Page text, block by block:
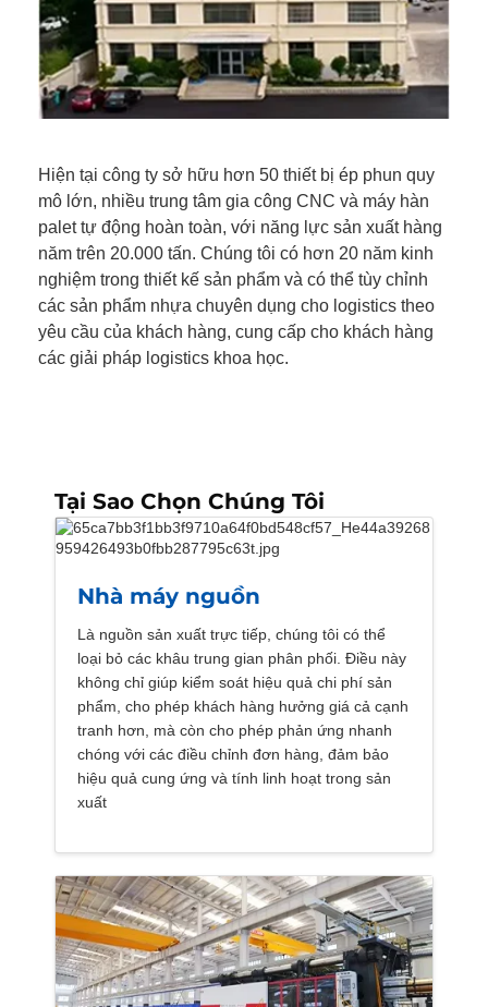
Hiện tại công ty sở hữu hơn 50 thiết bị ép phun quy
mô lớn, nhiều trung tâm gia công CNC và máy hàn
palet tự động hoàn toàn, với năng lực sản xuất hàng
năm trên 20.000 tấn. Chúng tôi có hơn 20 năm kinh
nghiệm trong thiết kế sản phẩm và có thể tùy chỉnh
các sản phẩm nhựa chuyên dụng cho logistics theo
yêu cầu của khách hàng, cung cấp cho khách hàng
các giải pháp logistics khoa học.
Tại Sao Chọn Chúng Tôi
Nhà máy nguồn
Là nguồn sản xuất trực tiếp, chúng tôi có thể
loại bỏ các khâu trung gian phân phối. Điều này
không chỉ giúp kiểm soát hiệu quả chi phí sản
phẩm, cho phép khách hàng hưởng giá cả cạnh
tranh hơn, mà còn cho phép phản ứng nhanh
chóng với các điều chỉnh đơn hàng, đảm bảo
hiệu quả cung ứng và tính linh hoạt trong sản
xuất